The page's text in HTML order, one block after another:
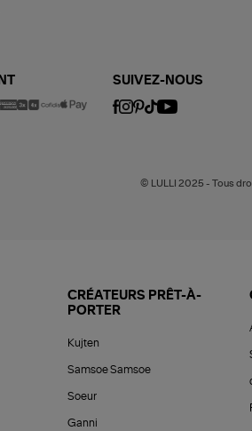
SUIVEZ-NOUS
© LULLI 2025 - Tous
CRÉATEURS PRÊT-À-
PORTER
Kujten
Samsoe Samsoe
Soeur
Ganni